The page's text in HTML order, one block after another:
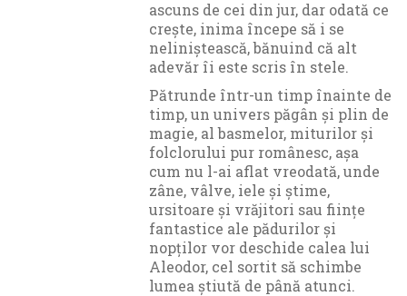
ascuns de cei din jur, dar odată ce
crește, inima începe să i se
neliniștească, bănuind că alt
adevăr îi este scris în stele.
Pătrunde într-un timp înainte de
timp, un univers păgân și plin de
magie, al basmelor, miturilor și
folclorului pur românesc, așa
cum nu l-ai aflat vreodată, unde
zâne, vâlve, iele și știme,
ursitoare și vrăjitori sau ființe
fantastice ale pădurilor și
nopților vor deschide calea lui
Aleodor, cel sortit să schimbe
lumea știută de până atunci.